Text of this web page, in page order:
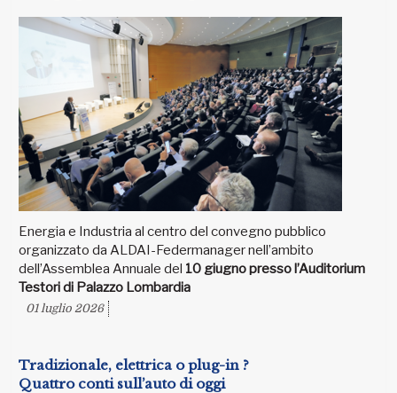
Energia e Industria al centro del convegno pubblico
organizzato da ALDAI-Federmanager nell’ambito
dell’Assemblea Annuale del 10 giugno presso l’Auditorium
Testori di Palazzo Lombardia
01 luglio 2026
Tradizionale, elettrica o plug-in ?
Quattro conti sull’auto di oggi